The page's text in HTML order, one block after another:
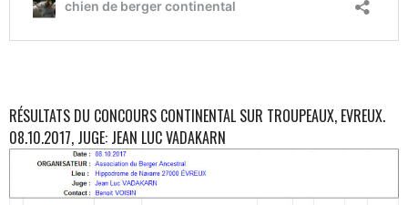
RÉSULTATS DU CONCOURS CONTINENTAL SUR TROUPEAUX, EVREUX.
08.10.2017, JUGE: JEAN LUC VADAKARN